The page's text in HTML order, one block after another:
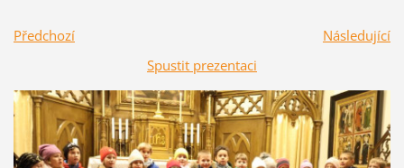
Předchozí
Následující
Spustit prezentaci